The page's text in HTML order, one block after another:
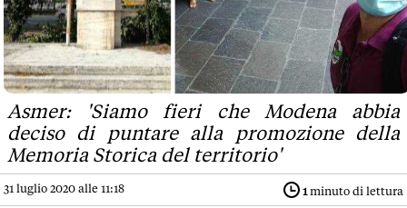
Asmer: 'Siamo fieri che Modena abbia
deciso di puntare alla promozione della
Memoria Storica del territorio'
31 luglio 2020 alle 11:18 1 minuto di lettura